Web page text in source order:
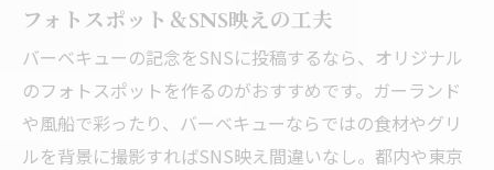
フォトスポット＆SNS映えの工夫
バーベキューの記念をSNSに投稿するなら、オリジナル
のフォトスポットを作るのがおすすめです。ガーランド
や風船で彩ったり、バーベキューならではの食材やグリ
ルを背景に撮影すればSNS映え間違いなし。都内や東京